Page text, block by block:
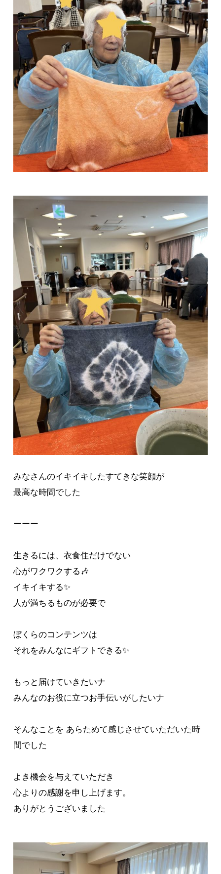
みなさんのイキイキしたすてきな笑顔が
最高な時間でした
ーーー
生きるには、衣食住だけでない
心がワクワクする🎶
イキイキする✨
人が満ちるものが必要で
ぼくらのコンテンツは
それをみんなにギフトできる✨
もっと届けていきたいナ
みんなのお役に立つお手伝いがしたいナ
そんなことを あらためて感じさせていただいた時
間でした
よき機会を与えていただき
心よりの感謝を申し上げます。
ありがとうございました